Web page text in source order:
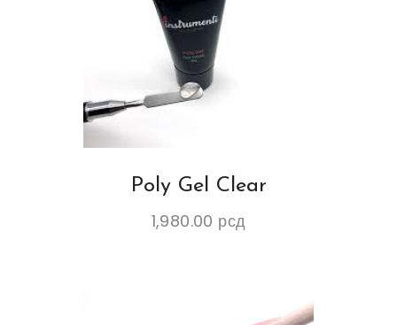
Poly Gel Clear
1,980.00 рсд